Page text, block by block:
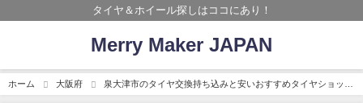
タイヤ＆ホイール探しはココにあり！
Merry Maker JAPAN
ホーム 大阪府
泉大津市のタイヤ交換持ち込みと安いおすすめタイヤショップ
を紹介！（ホイールセット&スタッドレスタイヤも有り）